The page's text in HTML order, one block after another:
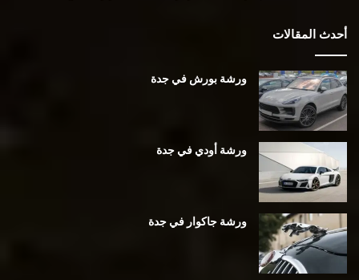
أحدث المقالات
ورشة بورش في جدة
ورشة أودي في جدة
ورشة جاكوار في جدة